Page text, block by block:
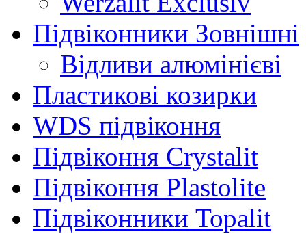
Підвіконники Зовнішні
Відливи алюмінієві
Пластикові козирки
WDS підвіконня
Підвіконня Crystalit
Підвіконня Plastolite
Підвіконники Topalit